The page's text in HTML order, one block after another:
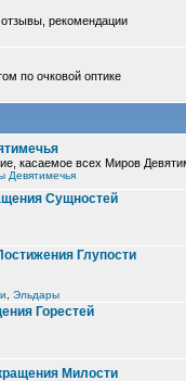
рекомендации
по очковой оптике
касаемое всех Миров
Девятимечья
Сущностей
Глупости
Эльдары
Горестей
Милости